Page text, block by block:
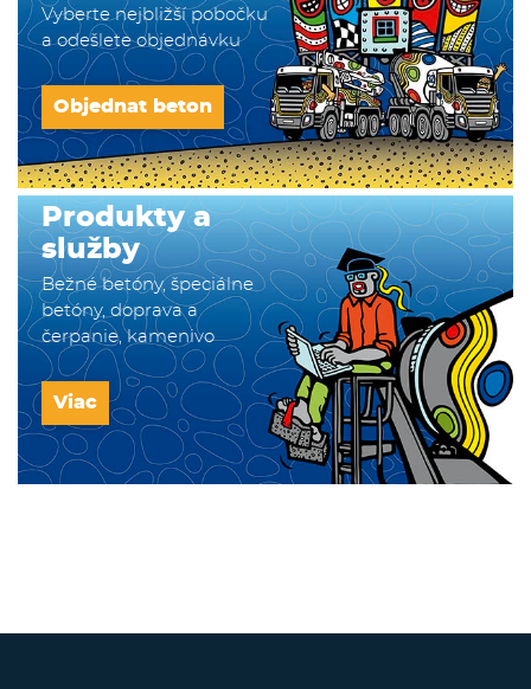
Vyberte nejbližší pobočku
a odešlete objednávku
Objednat beton
Produkty a
služby
Bežné betóny, špeciálne
betóny, doprava a
čerpanie, kamenivo
Viac